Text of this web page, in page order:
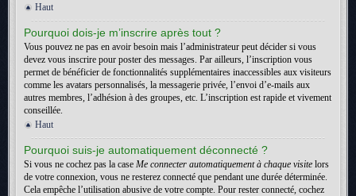
Haut
Pourquoi dois-je m’inscrire après tout ?
Vous pouvez ne pas en avoir besoin mais l’administrateur peut décider si vous
devez vous inscrire pour poster des messages. Par ailleurs, l’inscription vous
permet de bénéficier de fonctionnalités supplémentaires inaccessibles aux visiteurs
comme les avatars personnalisés, la messagerie privée, l’envoi d’e-mails aux
autres membres, l’adhésion à des groupes, etc. L’inscription est rapide et vivement
conseillée.
Haut
Pourquoi suis-je automatiquement déconnecté ?
Si vous ne cochez pas la case Me connecter automatiquement à chaque visite lors
de votre connexion, vous ne resterez connecté que pendant une durée déterminée.
Cela empêche l’utilisation abusive de votre compte. Pour rester connecté, cochez